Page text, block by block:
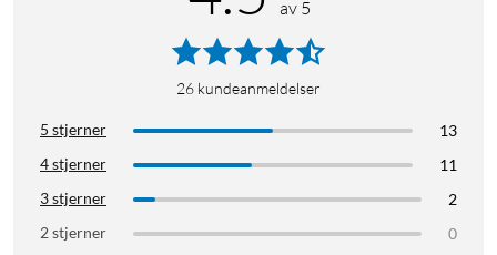
av 5
26 kundeanmeldelser
5 stjerner
13
4 stjerner
11
3 stjerner
2
2 stjerner
0